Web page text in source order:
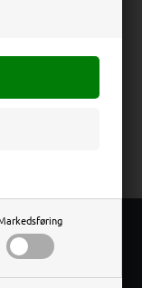
og alufod med
moms